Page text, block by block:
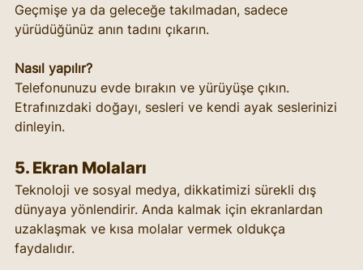
Geçmişe ya da geleceğe takılmadan, sadece
yürüdüğünüz anın tadını çıkarın.
Nasıl yapılır?
Telefonunuzu evde bırakın ve yürüyüşe çıkın.
Etrafınızdaki doğayı, sesleri ve kendi ayak seslerinizi
dinleyin.
5. Ekran Molaları
Teknoloji ve sosyal medya, dikkatimizi sürekli dış
dünyaya yönlendirir. Anda kalmak için ekranlardan
uzaklaşmak ve kısa molalar vermek oldukça
faydalıdır.